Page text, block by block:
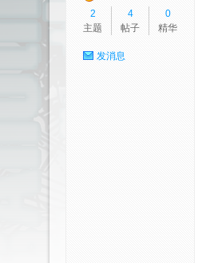
2
主题
4
帖子
0
精华
发消息